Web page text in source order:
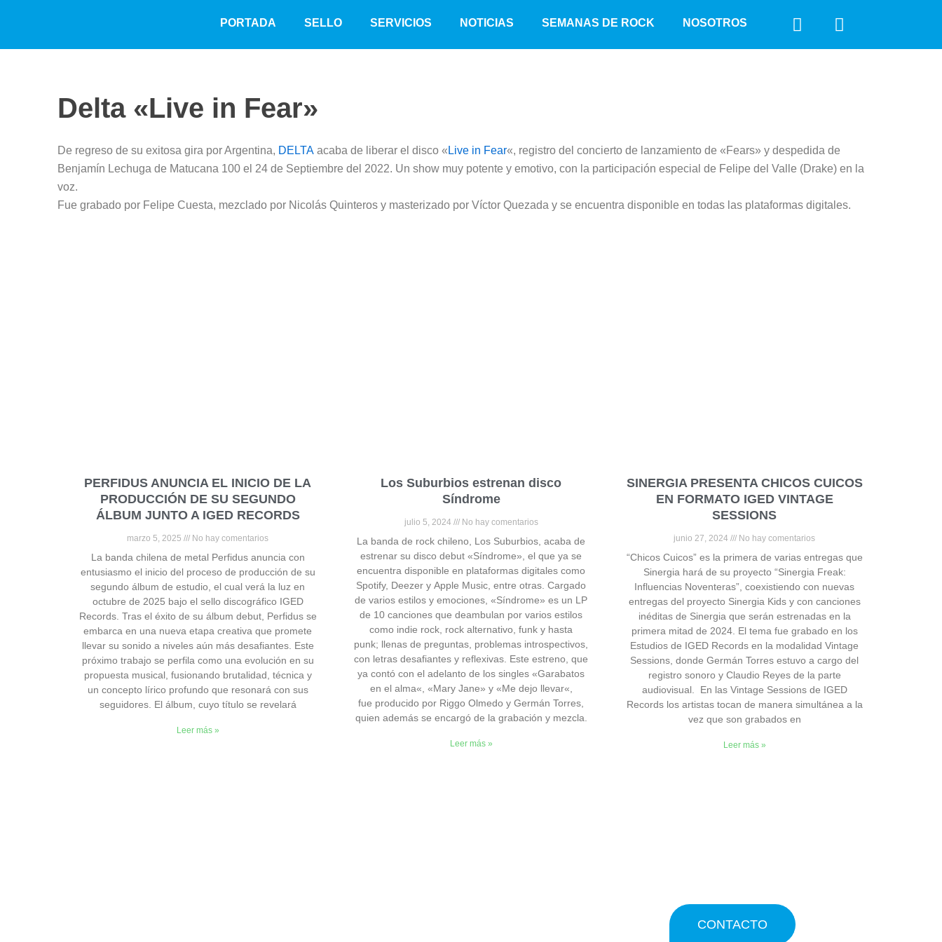
PORTADA SELLO SERVICIOS NOTICIAS SEMANAS DE ROCK NOSOTROS
F
a
c
I
n
s
m
Delta «Live in Fear»
De regreso de su exitosa gira por Argentina, DELTA acaba de liberar el disco « Live in Fear«, registro del concierto de lanzamiento de «Fears» y despedida de
Benjamín Lechuga de Matucana 100 el 24 de Septiembre del 2022. Un show muy potente y emotivo, con la participación especial de Felipe del Valle (Drake) en la
voz.
Fue grabado por Felipe Cuesta, mezclado por Nicolás Quinteros y masterizado por Víctor Quezada y se encuentra disponible en todas las plataformas digitales.
PERFIDUS ANUNCIA EL INICIO DE LA
PRODUCCIÓN DE SU SEGUNDO
ÁLBUM JUNTO A IGED RECORDS
marzo 5, 2025 No hay comentarios
La banda chilena de metal Perfidus anuncia con
entusiasmo el inicio del proceso de producción de su
segundo álbum de estudio, el cual verá la luz en
octubre de 2025 bajo el sello discográfico IGED
Records. Tras el éxito de su álbum debut, Perfidus se
embarca en una nueva etapa creativa que promete
llevar su sonido a niveles aún más desafiantes. Este
próximo trabajo se perfila como una evolución en su
propuesta musical, fusionando brutalidad, técnica y
un concepto lírico profundo que resonará con sus
seguidores. El álbum, cuyo título se revelará
Leer más »
Los Suburbios estrenan disco
Síndrome
julio 5, 2024 No hay comentarios
La banda de rock chileno, Los Suburbios, acaba de
estrenar su disco debut «Síndrome», el que ya se
encuentra disponible en plataformas digitales como
Spotify, Deezer y Apple Music, entre otras. Cargado
de varios estilos y emociones, «Síndrome» es un LP
de 10 canciones que deambulan por varios estilos
como indie rock, rock alternativo, funk y hasta
punk; llenas de preguntas, problemas introspectivos,
con letras desafiantes y reflexivas. Este estreno, que
ya contó con el adelanto de los singles «Garabatos
en el alma«, «Mary Jane» y «Me dejo llevar«,
fue producido por Riggo Olmedo y Germán Torres,
quien además se encargó de la grabación y mezcla.
Leer más »
SINERGIA PRESENTA CHICOS CUICOS
EN FORMATO IGED VINTAGE
SESSIONS
junio 27, 2024 No hay comentarios
“Chicos Cuicos” es la primera de varias entregas que
Sinergia hará de su proyecto “Sinergia Freak:
Influencias Noventeras”, coexistiendo con nuevas
entregas del proyecto Sinergia Kids y con canciones
inéditas de Sinergia que serán estrenadas en la
primera mitad de 2024. El tema fue grabado en los
Estudios de IGED Records en la modalidad Vintage
Sessions, donde Germán Torres estuvo a cargo del
registro sonoro y Claudio Reyes de la parte
audiovisual. En las Vintage Sessions de IGED
Records los artistas tocan de manera simultánea a la
vez que son grabados en
Leer más »
CONTACTO